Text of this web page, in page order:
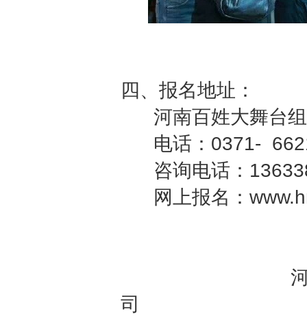
四、报名地址：
河南百姓大舞台
电话：0371-
咨询电话：
网上报名：
河南省百姓
司